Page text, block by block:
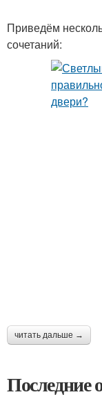
Приведём
сочетаний:
читать дальше →
Последние